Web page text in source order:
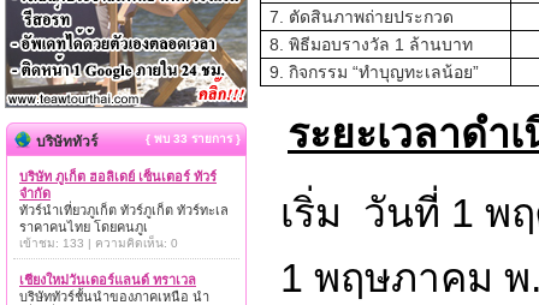
7. ตัดสินภาพถ่ายประกวด
8. พิธีมอบรางวัล 1 ล้านบาท
9. กิจกรรม “ทำบุญทะเลน้อย”
ระยะเวลาดำ
เริ่ม วันที่ 1 พ
1 พฤษภาคม พ
บริษัททัวร์ { พบ 33 รายการ }
บริษัท ภูเก็ต ฮอลิเดย์ เซ็นเตอร์ ทัวร์
จำกัด
ทัวร์นำเที่ยวภูเก็ต ทัวร์ภูเก็ต ทัวร์ทะเล
ราคาคนไทย โดยคนภูเ
เข้าชม: 133 | ความคิดเห็น: 0
เชียงใหม่วันเดอร์แลนด์ ทราเวล
บริษัททัวร์ชั้นนำของภาคเหนือ นำ